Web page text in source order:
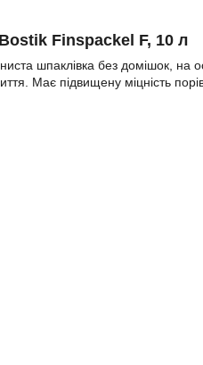
Finspackel F, 10 л
шпаклівка без домішок, на
Має підвищену міцність